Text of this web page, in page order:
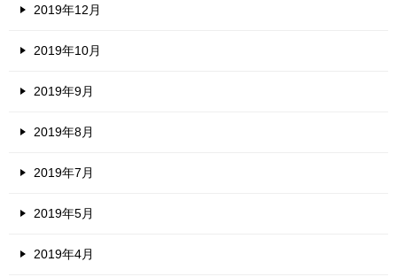
2019年12月
2019年10月
2019年9月
2019年8月
2019年7月
2019年5月
2019年4月